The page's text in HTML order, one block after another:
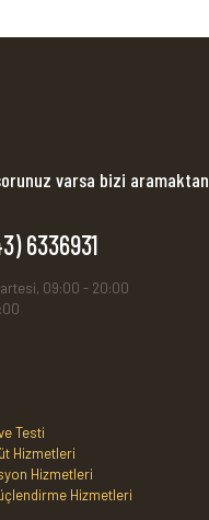
varsa bizi aramaktan
6336931
09:00 - 20:00
Testi
Hizmetleri
Hizmetleri
Hizmetleri